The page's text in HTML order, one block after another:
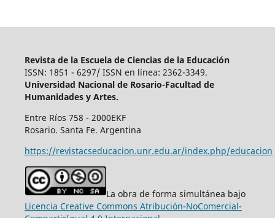
Revista de la Escuela de Ciencias de la Educación
ISSN: 1851 - 6297/ ISSN en línea: 2362-3349.
Universidad Nacional de Rosario-Facultad de
Humanidades y Artes.
Entre Ríos 758 - 2000EKF
Rosario. Santa Fe. Argentina
https://revistacseducacion.unr.edu.ar/index.php/educacion
La obra de forma simultánea bajo
Licencia Creative Commons Atribución-NoComercial-